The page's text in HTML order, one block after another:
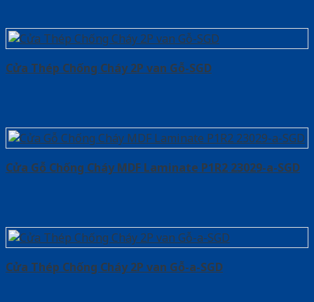
Cửa Thép Chống Cháy 2P van Gỗ-SGD
Cửa Gỗ Chống Cháy MDF Laminate P1R2 23029-a-SGD
Cửa Thép Chống Cháy 2P van Gỗ-a-SGD